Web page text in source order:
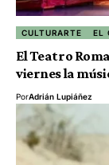
CULTURARTE EL
El Teatro
viernes la
PorAdrián Lupiáñez